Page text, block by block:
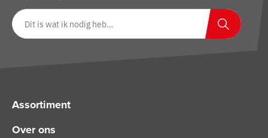
Zoeken op website
Zoeken
Assortiment
Over ons